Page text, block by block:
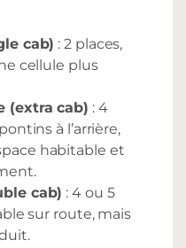
cab) : 2 places,
cellule plus
(extra cab) : 4
à l’arrière,
habitable et
cab) : 4 ou 5
sur route, mais